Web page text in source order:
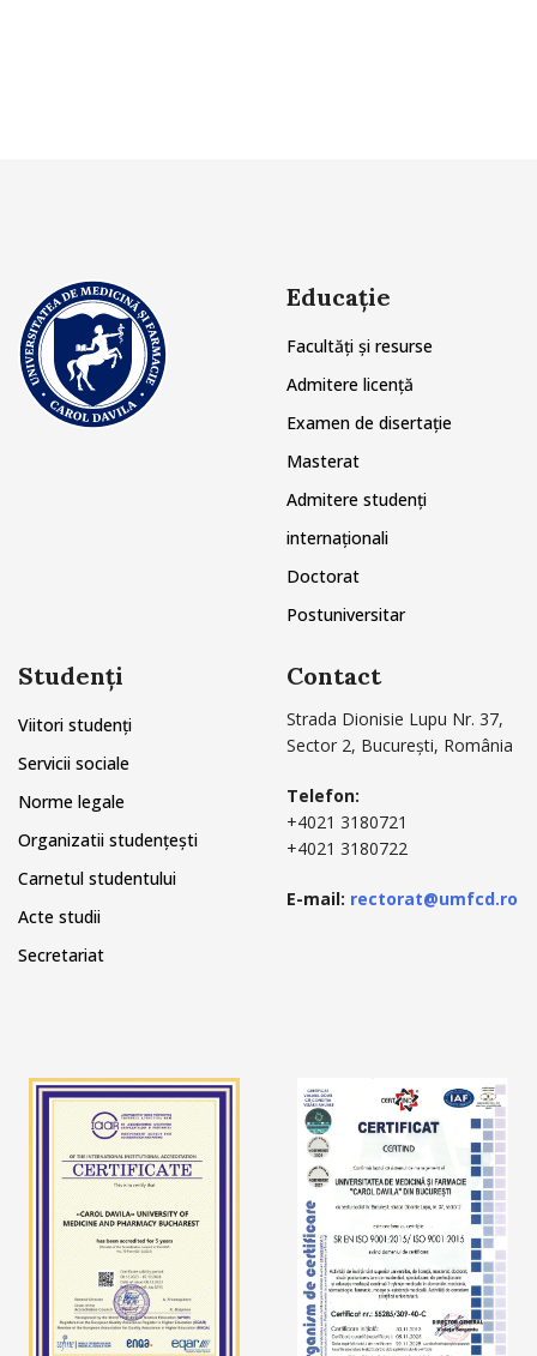
Educație
Facultăți și resurse
Admitere licență
Examen de disertație
Masterat
Admitere studenți
internaționali
Doctorat
Postuniversitar
Studenți
Viitori studenți
Servicii sociale
Norme legale
Organizatii studențești
Carnetul studentului
Acte studii
Secretariat
Contact
Strada Dionisie Lupu Nr. 37,
Sector 2, București, România
Telefon:
+4021 3180721
+4021 3180722
E-mail: rectorat@umfcd.ro